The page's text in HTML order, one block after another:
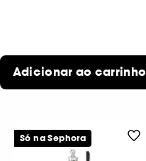
Adicionar ao carrinho
Só na Sephora